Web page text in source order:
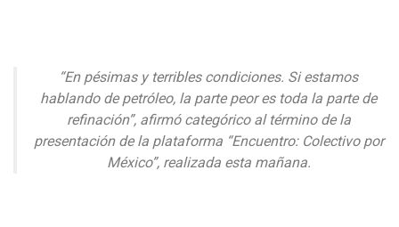
“En pésimas y terribles condiciones. Si estamos
hablando de petróleo, la parte peor es toda la parte de
refinación”, afirmó categórico al término de la
presentación de la plataforma “Encuentro: Colectivo por
México”, realizada esta mañana.